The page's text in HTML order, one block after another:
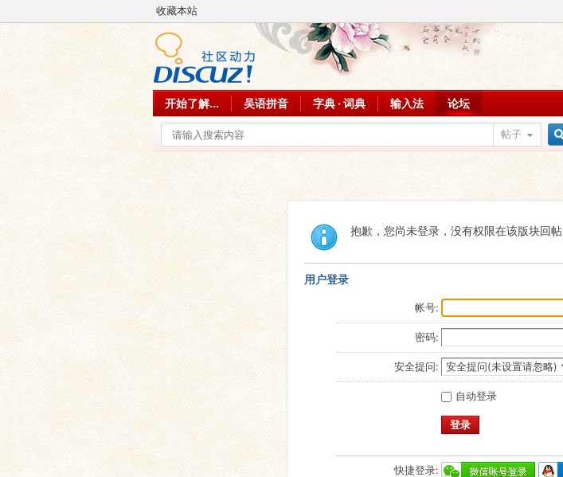
收藏本站
开始了解... 吴语拼音 字典 · 词典 输入法 论坛
帖子
索
抱歉，您尚未登录，没有权限在该版块回帖
用户登录
帐号:
密码:
安全提问:
自动登录
登录
快捷登录: